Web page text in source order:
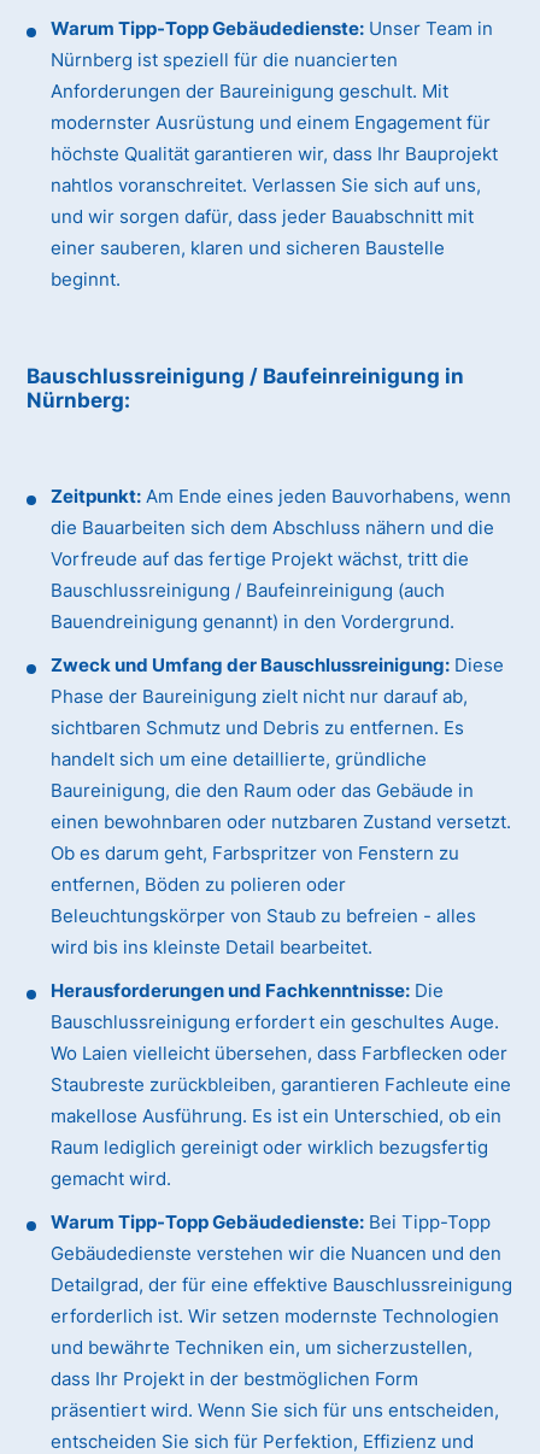
Warum Tipp-Topp Gebäudedienste: Unser Team in
Nürnberg ist speziell für die nuancierten
Anforderungen der Baureinigung geschult. Mit
modernster Ausrüstung und einem Engagement für
höchste Qualität garantieren wir, dass Ihr Bauprojekt
nahtlos voranschreitet. Verlassen Sie sich auf uns,
und wir sorgen dafür, dass jeder Bauabschnitt mit
einer sauberen, klaren und sicheren Baustelle
beginnt.
Bauschlussreinigung / Baufeinreinigung in
Nürnberg:
Zeitpunkt: Am Ende eines jeden Bauvorhabens, wenn
die Bauarbeiten sich dem Abschluss nähern und die
Vorfreude auf das fertige Projekt wächst, tritt die
Bauschlussreinigung / Baufeinreinigung (auch
Bauendreinigung genannt) in den Vordergrund.
Zweck und Umfang der Bauschlussreinigung: Diese
Phase der Baureinigung zielt nicht nur darauf ab,
sichtbaren Schmutz und Debris zu entfernen. Es
handelt sich um eine detaillierte, gründliche
Baureinigung, die den Raum oder das Gebäude in
einen bewohnbaren oder nutzbaren Zustand versetzt.
Ob es darum geht, Farbspritzer von Fenstern zu
entfernen, Böden zu polieren oder
Beleuchtungskörper von Staub zu befreien - alles
wird bis ins kleinste Detail bearbeitet.
Herausforderungen und Fachkenntnisse: Die
Bauschlussreinigung erfordert ein geschultes Auge.
Wo Laien vielleicht übersehen, dass Farbflecken oder
Staubreste zurückbleiben, garantieren Fachleute eine
makellose Ausführung. Es ist ein Unterschied, ob ein
Raum lediglich gereinigt oder wirklich bezugsfertig
gemacht wird.
Warum Tipp-Topp Gebäudedienste: Bei Tipp-Topp
Gebäudedienste verstehen wir die Nuancen und den
Detailgrad, der für eine effektive Bauschlussreinigung
erforderlich ist. Wir setzen modernste Technologien
und bewährte Techniken ein, um sicherzustellen,
dass Ihr Projekt in der bestmöglichen Form
präsentiert wird. Wenn Sie sich für uns entscheiden,
entscheiden Sie sich für Perfektion, Effizienz und